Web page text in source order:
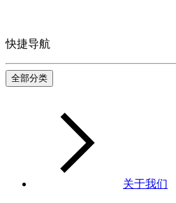
快捷导航
全部分类
关于我们